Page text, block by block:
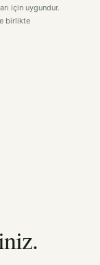
için uygundur.
birlikte